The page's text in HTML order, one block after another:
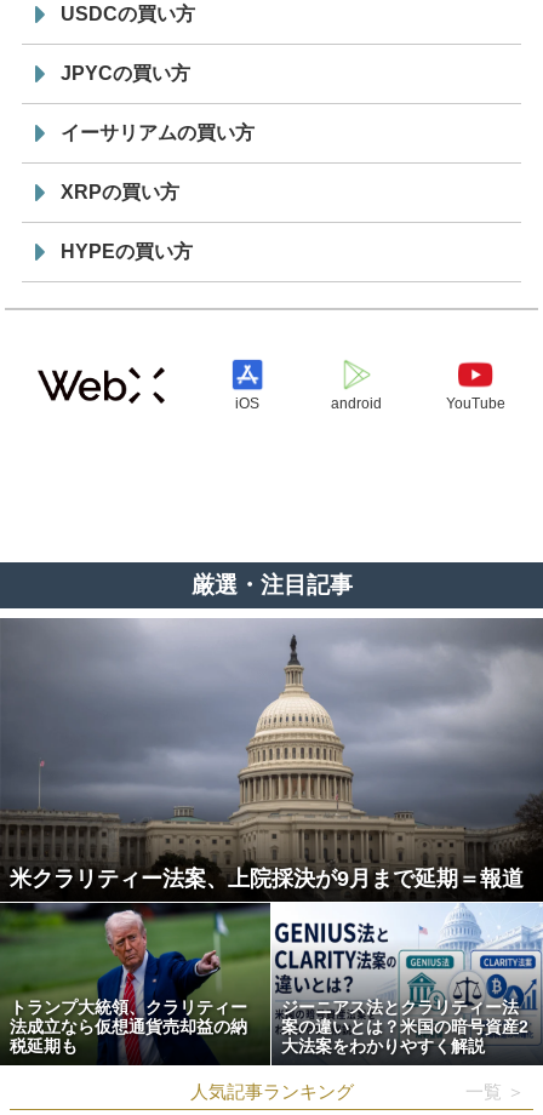
USDCの買い方
JPYCの買い方
イーサリアムの買い方
XRPの買い方
HYPEの買い方
iOS android YouTube
厳選・注目記事
米クラリティー法案、上院採決が9月まで延期＝報道
トランプ大統領、クラリティー
法成立なら仮想通貨売却益の納
税延期も
ジーニアス法とクラリティー法
案の違いとは？米国の暗号資産2
大法案をわかりやすく解説
人気記事ランキング 一覧 ＞